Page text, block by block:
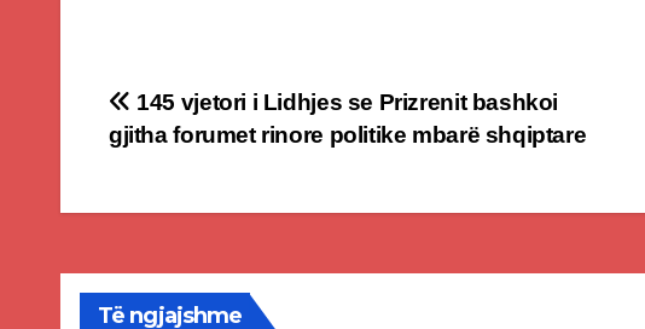
Post
navigation
145 vjetori i Lidhjes se Prizrenit bashkoi
gjitha forumet rinore politike mbarë shqiptare
Të ngjajshme